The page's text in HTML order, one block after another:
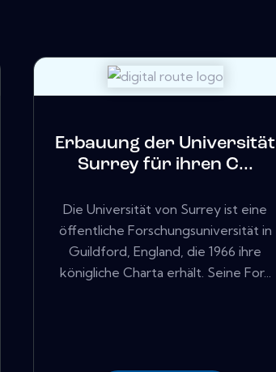
Erbauung der Universität
Surrey für ihren C...
Die Universität von Surrey ist eine
öffentliche Forschungsuniversität in
Guildford, England, die 1966 ihre
königliche Charta erhält. Seine For...